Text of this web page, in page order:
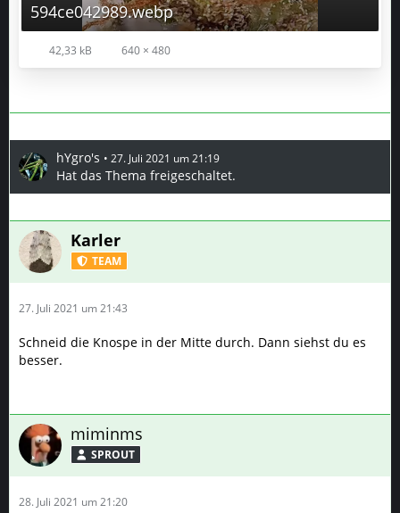
594ce042989.webp
42,33 kB 640 × 480
hYgro's 27. Juli 2021 um 21:19
Hat das Thema freigeschaltet.
Karler
TEAM
27. Juli 2021 um 21:43
Schneid die Knospe in der Mitte durch. Dann siehst du es
besser.
miminms
SPROUT
28. Juli 2021 um 21:20